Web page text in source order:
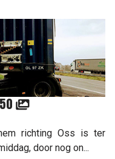
richting Oss is ter
door nog on...